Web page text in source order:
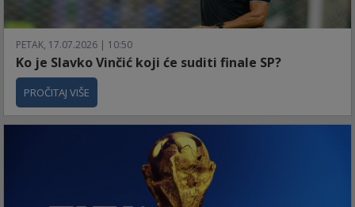
PETAK, 17.07.2026 | 10:50
Ko je Slavko Vinčić koji će suditi finale SP?
PROČITAJ VIŠE